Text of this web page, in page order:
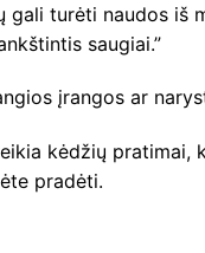
gali turėti naudos iš
saugiai.”
įrangos ar
kėdžių
pradėti.